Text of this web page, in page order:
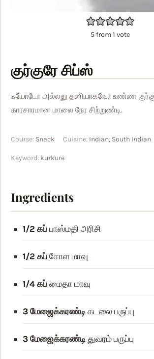
5from 1 vote
குர்குரே சிப்ஸ்
டீயோடோ அல்லது தனியாகவோ உண்ண
காரசாரமான மாலை நேர சிற்றுண்டி.
Course: Snack Cuisine: Indian, South Indian
Keyword: kurkure
Ingredients
1/2 கப்பாஸ்மதி அரிசி
1/2 கப்சோள மாவு
1/4கப்மைதா மாவு
3மேஜைக்கரண்டிகடலை பருப்பு
3மேஜைக்கரண்டிதுவரம் பருப்பு